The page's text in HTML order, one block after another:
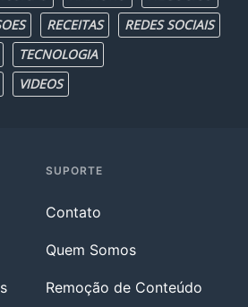
RECEITAS
REDES SOCIAIS
TECNOLOGIA
VIDEOS
SUPORTE
Contato
Quem Somos
Remoção de Conteúdo